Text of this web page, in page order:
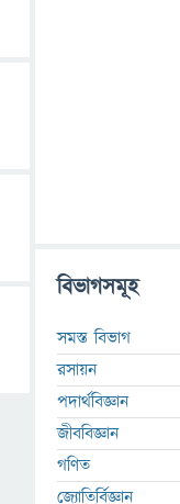
বিভাগসমূহ
সমস্ত বিভাগ
রসায়ন
পদার্থবিজ্ঞান
জীববিজ্ঞান
গণিত
জ্যোতির্বিজ্ঞান